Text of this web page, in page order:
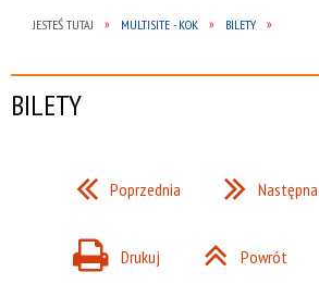
JESTEŚ TUTAJ MULTISITE - KOK BILETY
BILETY
Poprzednia Następna
Drukuj Powrót